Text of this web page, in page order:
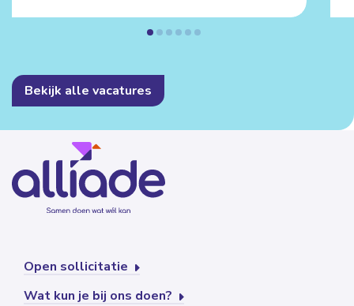
Bekijk alle vacatures
Open sollicitatie
Wat kun je bij ons doen?